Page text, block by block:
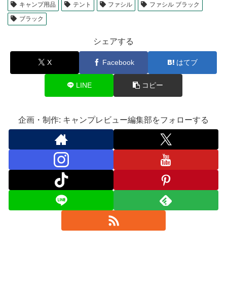
キャンプ用品
テント ファシル
ファシル ブラック
ブラック
シェアする
X Facebook はてブ
LINE コピー
企画・制作: キャンプレビュー編集部をフォローする